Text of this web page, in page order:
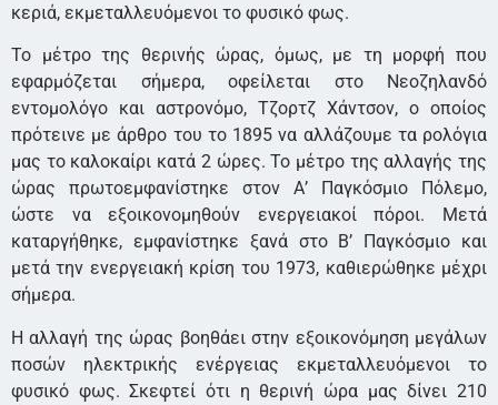
κεριά, εκμεταλλευόμενοι το φυσικό φως.
Το μέτρο της θερινής ώρας, όμως, με τη μορφή που
εφαρμόζεται σήμερα, οφείλεται στο Νεοζηλανδό
εντομολόγο και αστρονόμο, Τζορτζ Χάντσον, ο οποίος
πρότεινε με άρθρο του το 1895 να αλλάζουμε τα ρολόγια
μας το καλοκαίρι κατά 2 ώρες. Το μέτρο της αλλαγής της
ώρας πρωτοεμφανίστηκε στον Α’ Παγκόσμιο Πόλεμο,
ώστε να εξοικονομηθούν ενεργειακοί πόροι. Μετά
καταργήθηκε, εμφανίστηκε ξανά στο Β’ Παγκόσμιο και
μετά την ενεργειακή κρίση του 1973, καθιερώθηκε μέχρι
σήμερα.
Η αλλαγή της ώρας βοηθάει στην εξοικονόμηση μεγάλων
ποσών ηλεκτρικής ενέργειας εκμεταλλευόμενοι το
φυσικό φως. Σκεφτεί ότι η θερινή ώρα μας δίνει 210